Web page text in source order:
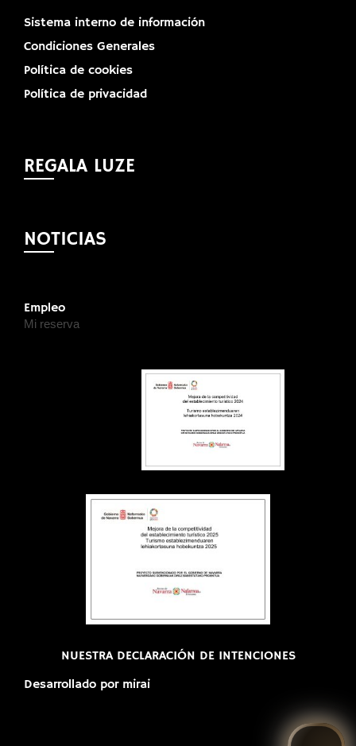
Sistema interno de información
Condiciones Generales
Política de cookies
Política de privacidad
REGALA LUZE
NOTICIAS
Empleo
Mi reserva
NUESTRA DECLARACIÓN DE INTENCIONES
Desarrollado por mirai